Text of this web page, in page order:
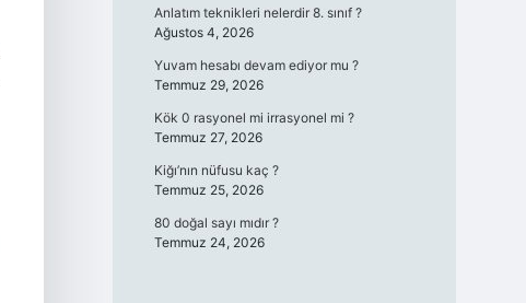
Anlatım teknikleri nelerdir 8. sınıf ?
Ağustos 4, 2026
Yuvam hesabı devam ediyor mu ?
Temmuz 29, 2026
Kök 0 rasyonel mi irrasyonel mi ?
Temmuz 27, 2026
Kiğı’nın nüfusu kaç ?
Temmuz 25, 2026
80 doğal sayı mıdır ?
Temmuz 24, 2026